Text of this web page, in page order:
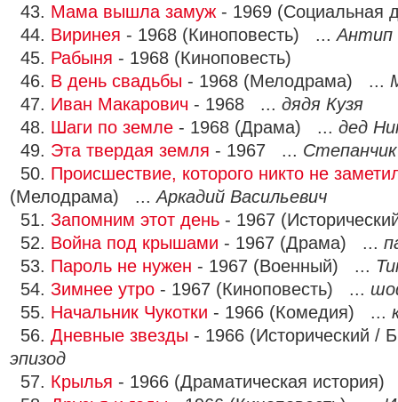
43. Мама вышла замуж - 1969
44. Виринея - 1968 (Киноповесть) ...Антип
45. Рабыня - 1968 (Киноповесть)
46. В день свадьбы - 1968 (Мелодрама) ...
47. Иван Макарович - 1968 ... дядя Кузя
48. Шаги по земле - 1968 (Драма) ... дед
49. Эта твердая земля - 1967 ...
50. Происшествие, которого никто не
(Мелодрама) ...Аркадий Васильевич
51. Запомним этот день - 1967
52. Война под крышами - 1967 (Драма) ...
53. Пароль не нужен - 1967 (Военный) ...
54. Зимнее утро - 1967 (Киноповесть) ...
55. Начальник Чукотки - 1966 (Комедия) ...
56. Дневные звезды - 1966 (Исторический /
эпизод
57. Крылья - 1966 (Драматическая история)